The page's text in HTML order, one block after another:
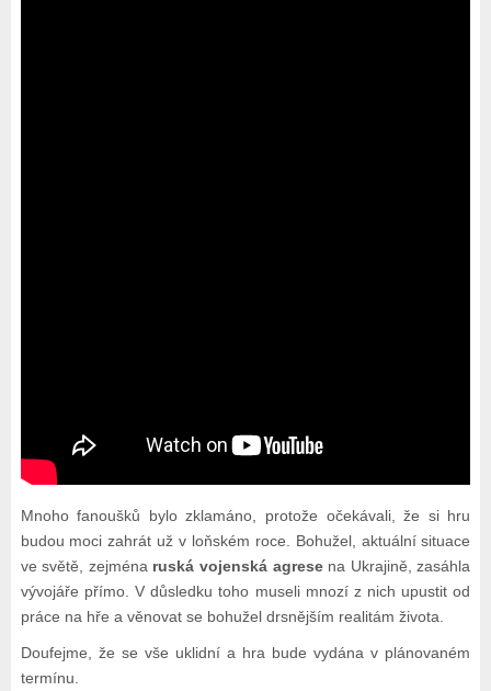
Mnoho fanoušků bylo zklamáno, protože očekávali, že si hru
budou moci zahrát už v loňském roce. Bohužel, aktuální situace
ve světě, zejména ruská vojenská agresena Ukrajině, zasáhla
vývojáře přímo. V důsledku toho museli mnozí z nich upustit od
práce na hře a věnovat se bohužel drsnějším realitám života.
Doufejme, že se vše uklidní a hra bude vydána v plánovaném
termínu.